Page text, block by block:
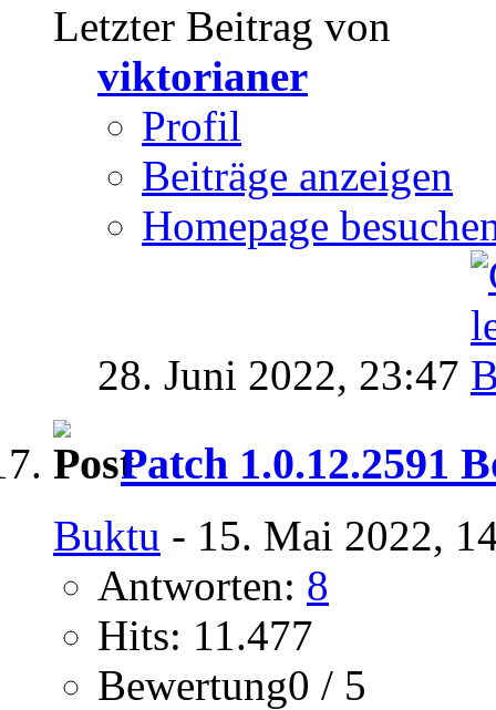
Letzter Beitrag von
viktorianer
Profil
Beiträge anzeigen
Homepage
28. Juni 2022, 23:47
Patch 1.0.12.2591
Buktu - 15. Mai 2022,
Antworten: 8
Hits: 11.477
Bewertung0 / 5